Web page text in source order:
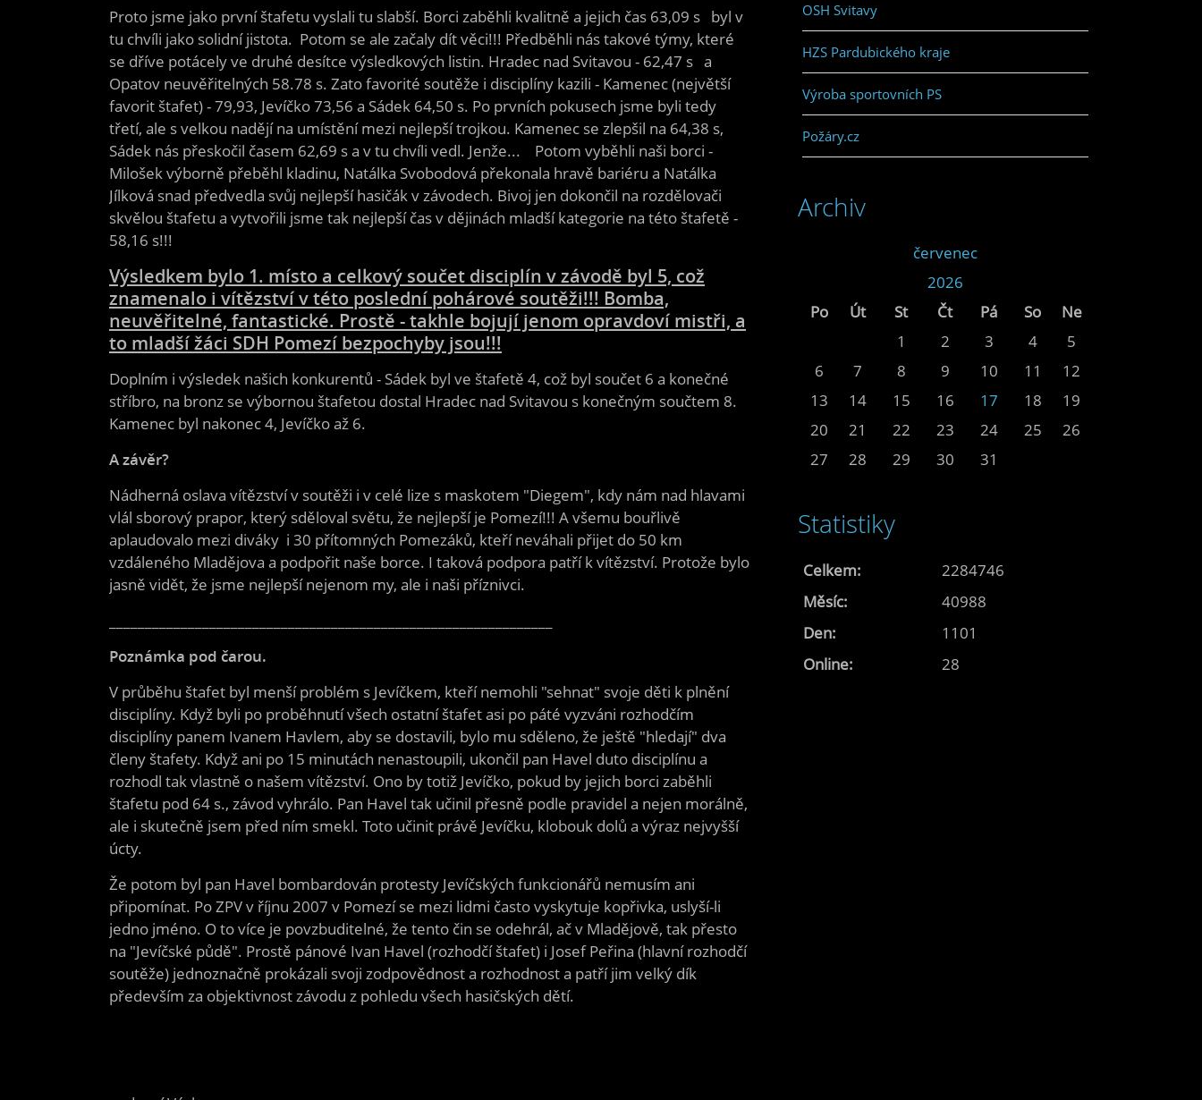
Proto jsme jako první štafetu vyslali tu slabší. Borci zaběhli kvalitně a jejich čas 63,09 s byl v
tu chvíli jako solidní jistota. Potom se ale začaly dít věci!!! Předběhli nás takové týmy, které
se dříve potácely ve druhé desítce výsledkových listin. Hradec nad Svitavou - 62,47 s a
Opatov neuvěřitelných 58.78 s. Zato favorité soutěže i disciplíny kazili - Kamenec (největší
favorit štafet) - 79,93, Jevíčko 73,56 a Sádek 64,50 s. Po prvních pokusech jsme byli tedy
třetí, ale s velkou nadějí na umístění mezi nejlepší trojkou. Kamenec se zlepšil na 64,38 s,
Sádek nás přeskočil časem 62,69 s a v tu chvíli vedl. Jenže... Potom vyběhli naši borci -
Milošek výborně přeběhl kladinu, Natálka Svobodová překonala hravě bariéru a Natálka
Jílková snad předvedla svůj nejlepší hasičák v závodech. Bivoj jen dokončil na rozdělovači
skvělou štafetu a vytvořili jsme tak nejlepší čas v dějinách mladší kategorie na této štafetě -
58,16 s!!!
Výsledkem bylo 1. místo a celkový součet disciplín v závodě byl 5, což
znamenalo i vítězství v této poslední pohárové soutěži!!! Bomba,
neuvěřitelné, fantastické. Prostě - takhle bojují jenom opravdoví mistři, a
to mladší žáci SDH Pomezí bezpochyby jsou!!!
Doplním i výsledek našich konkurentů - Sádek byl ve štafetě 4, což byl součet 6 a konečné
stříbro, na bronz se výbornou štafetou dostal Hradec nad Svitavou s konečným součtem 8.
Kamenec byl nakonec 4, Jevíčko až 6.
A závěr?
Nádherná oslava vítězství v soutěži i v celé lize s maskotem "Diegem", kdy nám nad hlavami
vlál sborový prapor, který sděloval světu, že nejlepší je Pomezí!!! A všemu bouřlivě
aplaudovalo mezi diváky i 30 přítomných Pomezáků, kteří neváhali přijet do 50 km
vzdáleného Mladějova a podpořit naše borce. I taková podpora patří k vítězství. Protože bylo
jasně vidět, že jsme nejlepší nejenom my, ale i naši příznivci.
Poznámka pod čarou.
V průběhu štafet byl menší problém s Jevíčkem, kteří nemohli "sehnat" svoje děti k plnění
disciplíny. Když byli po proběhnutí všech ostatní štafet asi po páté vyzváni rozhodčím
disciplíny panem Ivanem Havlem, aby se dostavili, bylo mu sděleno, že ještě "hledají" dva
členy štafety. Když ani po 15 minutách nenastoupili, ukončil pan Havel duto disciplínu a
rozhodl tak vlastně o našem vítězství. Ono by totiž Jevíčko, pokud by jejich borci zaběhli
štafetu pod 64 s., závod vyhrálo. Pan Havel tak učinil přesně podle pravidel a nejen morálně,
ale i skutečně jsem před ním smekl. Toto učinit právě Jevíčku, klobouk dolů a výraz nejvyšší
úcty.
Že potom byl pan Havel bombardován protesty Jevíčských funkcionářů nemusím ani
připomínat. Po ZPV v říjnu 2007 v Pomezí se mezi lidmi často vyskytuje kopřivka, uslyší-li
jedno jméno. O to více je povzbuditelné, že tento čin se odehrál, ač v Mladějově, tak přesto
na "Jevíčské půdě". Prostě pánové Ivan Havel (rozhodčí štafet) i Josef Peřina (hlavní rozhodčí
soutěže) jednoznačně prokázali svoji zodpovědnost a rozhodnost a patří jim velký dík
především za objektivnost závodu z pohledu všech hasičských dětí.
OSH Svitavy
HZS Pardubického kraje
Výroba sportovních PS
Požáry.cz
Archiv
červenec
2026
Po
Út St Čt Pá So
Ne
1
2 3 4
5
6
7 8 9 10 11
12
13
14 15 16 17 18
19
20
21 22 23 24 25
26
27
28 29 30 31
Statistiky
Online: 28
Celkem:
2284746
Měsíc:
40988
Den:
1101